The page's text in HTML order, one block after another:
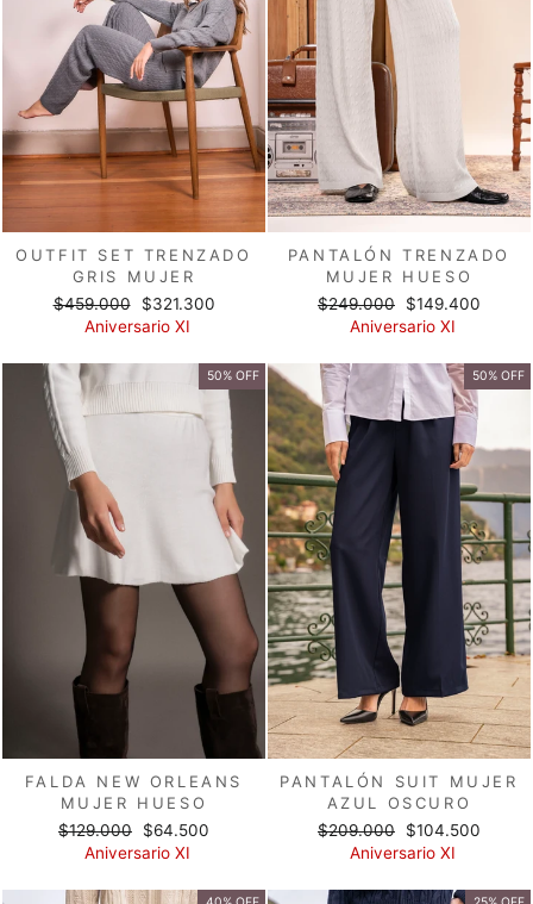
OUTFIT SET TRENZADO
GRIS MUJER
Precio
habitual
$459.000
Precio
de
$321.300
Aniversario XI
PANTALÓN TRENZADO
MUJER HUESO
Precio
habitual
$249.000
Precio
de
$149.400
Aniversario XI
50% OFF
FALDA NEW ORLEANS
MUJER HUESO
Precio
habitual
$129.000
Precio
de
$64.500
Aniversario XI
50% OFF
PANTALÓN SUIT MUJER
AZUL OSCURO
Precio
habitual
$209.000
Precio
de
$104.500
Aniversario XI